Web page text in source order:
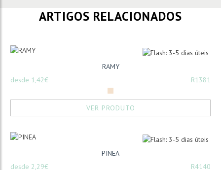
ARTIGOS RELACIONADOS
RAMY
desde 1,42€
R1381
VER PRODUTO
PINEA
desde 2,29€
R4140